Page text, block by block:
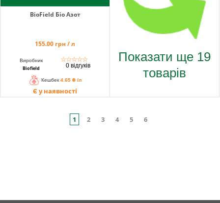
BioField Біо Азот
155.00 грн / л
Виробник
Biofield
☆☆☆☆☆
0 відгуків
Кешбек 4.65 ₴ /л
Є у наявності
Показати ще 19
товарів
1 2 3 4 5 6